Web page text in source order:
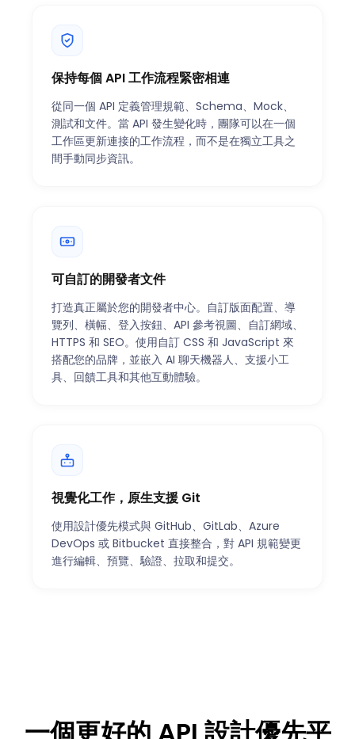
保持每個 API 工作流程緊密相連
從同一個 API 定義管理規範、Schema、Mock、
測試和文件。當 API 發生變化時，團隊可以在一個
工作區更新連接的工作流程，而不是在獨立工具之
間手動同步資訊。
可自訂的開發者文件
打造真正屬於您的開發者中心。自訂版面配置、導
覽列、橫幅、登入按鈕、API 參考視圖、自訂網域、
HTTPS 和 SEO。使用自訂 CSS 和 JavaScript 來
搭配您的品牌，並嵌入 AI 聊天機器人、支援小工
具、回饋工具和其他互動體驗。
視覺化工作，原生支援 Git
使用設計優先模式與 GitHub、GitLab、Azure
DevOps 或 Bitbucket 直接整合，對 API 規範變更
進行編輯、預覽、驗證、拉取和提交。